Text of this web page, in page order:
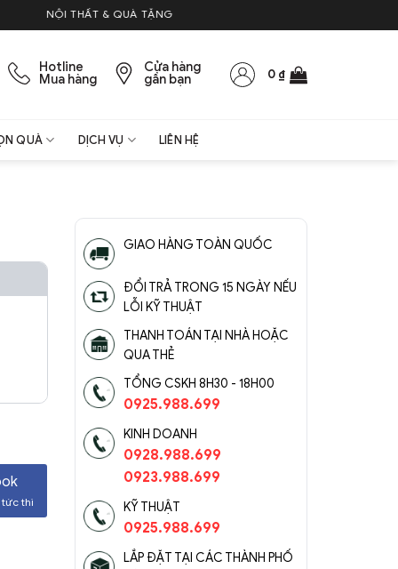
THẤT & QUÀ TẶNG
Hotline
Mua hàng
Cửa hàng
gần bạn 0 ₫
QUÀ DỊCH VỤ LIÊN HỆ
tức thì
GIAO HÀNG TOÀN QUỐC
ĐỔI TRẢ TRONG 15 NGÀY NẾU
LỖI KỸ THUẬT
THANH TOÁN TẠI NHÀ HOẶC
QUA THẺ
TỔNG CSKH 8H30 - 18H00
0925.988.699
KINH DOANH
0928.988.699
0923.988.699
KỸ THUẬT
0925.988.699
LẮP ĐẶT TẠI CÁC THÀNH PHỐ